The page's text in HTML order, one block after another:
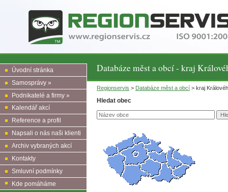
Databáze měst a obcí - kraj
Úvodní stránka
Samosprávy »
Podnikatelé a firmy »
Kalendář akcí
Reference a profil
Napsali o nás naši klienti
Archiv vybraných akcí
Kontakty
Smluvní podmínky
Kde pomáháme
Regionservis > Databáze měst a obcí > kraj
Hledat obec